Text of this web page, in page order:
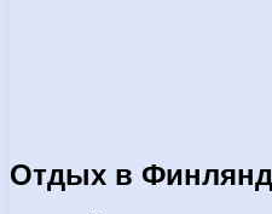
Отдых в